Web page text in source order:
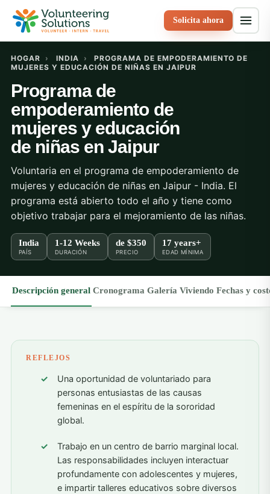
Solicita ahora
HOGAR › INDIA ›
PROGRAMA DE EMPODERAMIENTO DE
MUJERES Y EDUCACIÓN DE NIÑAS EN JAIPUR
Programa de
empoderamiento de
mujeres y educación
de niñas en Jaipur
Voluntaria en el programa de empoderamiento de
mujeres y educación de niñas en Jaipur - India. El
programa está abierto todo el año y tiene como
objetivo trabajar para el mejoramiento de las niñas.
India
PAÍS
1-12 Weeks
DURACIÓN
de $350
PRECIO
17 years+
EDAD MÍNIMA
Descripción general Cronograma Galería Viviendo Fechas y
REFLEJOS
Una oportunidad de voluntariado para
personas entusiastas de las causas
femeninas en el espíritu de la sororidad
global.
Trabajo en un centro de barrio marginal local.
Las responsabilidades incluyen interactuar
profundamente con adolescentes y mujeres,
e impartir talleres educativos sobre diversos